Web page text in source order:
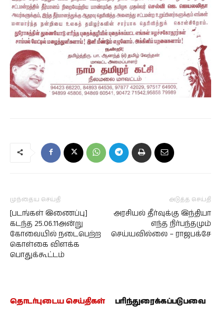
முந்தைய செய்தி
[படங்கள் இணைப்பு]
கடந்த 25.06.11அன்று
கோவையில் நடைபெற்ற
கொள்கை விளக்க
பொதுக்கூட்டம்
அடுத்த செய்தி
அரசியல் தீர்வுக்கு இந்தியா
எந்த நிர்பந்தமும்
செய்யவில்லை – ராஜபக்சே
தொடர்புடைய செய்திகள் பரிந்துரைக்கப்படுபவை